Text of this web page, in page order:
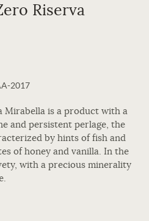
Riserva
2017
Mirabella is a product with a
and persistent perlage, the
by hints of fish and
of honey and vanilla. In the
with a precious minerality